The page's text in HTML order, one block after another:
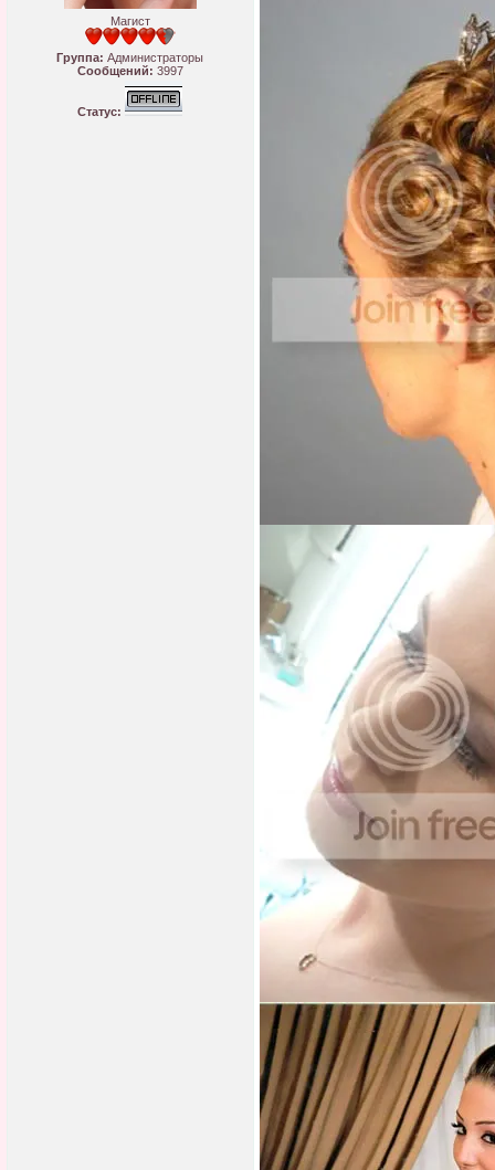
Магист
Группа: Администраторы
Сообщений: 3997
Статус: